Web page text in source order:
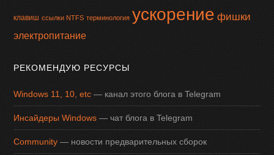
клавиш ссылки NTFS терминология ускорение фишки
электропитание
РЕКОМЕНДУЮ РЕСУРСЫ
Windows 11, 10, etc — канал этого блога в Telegram
Инсайдеры Windows — чат блога в Telegram
Community — новости предварительных сборок